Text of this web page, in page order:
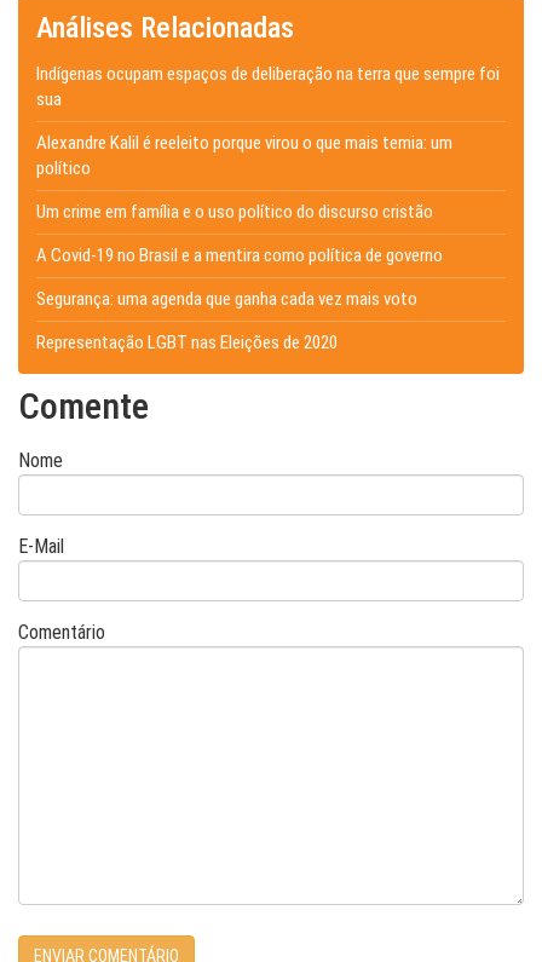
Análises Relacionadas
Indígenas ocupam espaços de deliberação na terra que sempre foi
sua
Alexandre Kalil é reeleito porque virou o que mais temia: um
político
Um crime em família e o uso político do discurso cristão
A Covid-19 no Brasil e a mentira como política de governo
Segurança: uma agenda que ganha cada vez mais voto
Representação LGBT nas Eleições de 2020
Comente
Nome
E-Mail
Comentário